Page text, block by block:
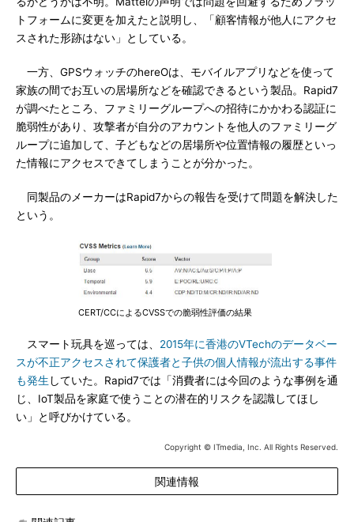
トフォームに変更を加えたと説明し、「顧客情報が他人にアクセ
スされた形跡はない」としている。
一方、GPSウォッチのhereOは、モバイルアプリなどを使って
家族の間でお互いの居場所などを確認できるという製品。Rapid7
が調べたところ、ファミリーグループへの招待にかかわる認証に
脆弱性があり、攻撃者が自分のアカウントを他人のファミリーグ
ループに追加して、子どもなどの居場所や位置情報の履歴といっ
た情報にアクセスできてしまうことが分かった。
同製品のメーカーはRapid7からの報告を受けて問題を解決した
という。
CERT/CCによるCVSSでの脆弱性評価の結果
スマート玩具を巡っては、 2015年に香港のVTechのデータベー
スが不正アクセスされて保護者と子供の個人情報が流出する事件
も発生 していた。Rapid7では「消費者には今回のような事例を通
じ、IoT製品を家庭で使うことの潜在的リスクを認識してほし
い」と呼びかけている。
Copyright © ITmedia, Inc. All Rights Reserved.
関連情報